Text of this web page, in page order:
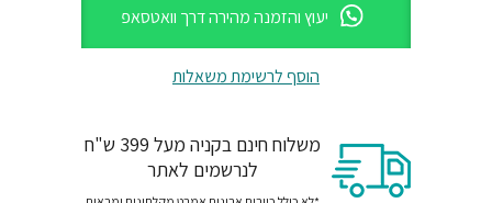
יעוץ והזמנה מהירה דרך וואטסאפ
הוסף לרשימת משאלות
משלוח חינם בקניה מעל 399 ש"ח
לנרשמים לאתר